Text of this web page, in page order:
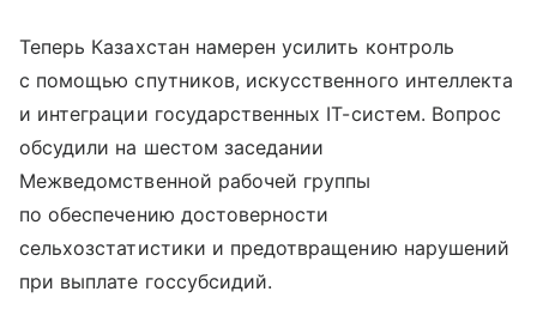
Теперь Казахстан намерен усилить контроль
с помощью спутников, искусственного интеллекта
и интеграции государственных IT-систем. Вопрос
обсудили на шестом заседании
Межведомственной рабочей группы
по обеспечению достоверности
сельхозстатистики и предотвращению нарушений
при выплате госсубсидий.